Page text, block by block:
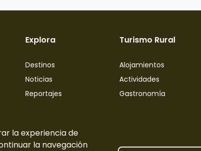
la experiencia de
la navegación
Explora
Destinos
Noticias
Reportajes
Turismo Rural
Alojamientos
Actividades
Gastronomía